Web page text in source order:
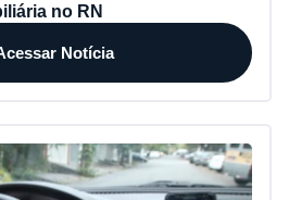
no RN
Notícia